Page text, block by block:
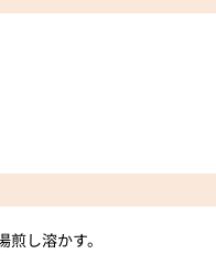
し溶かす。